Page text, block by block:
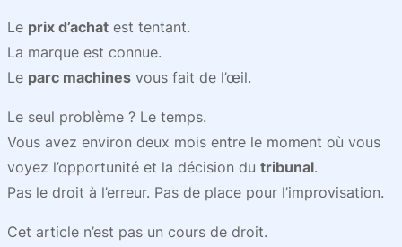
Le prix d’achat est tentant.
La marque est connue.
Le parc machines vous fait de l’œil.
Le seul problème ? Le temps.
Vous avez environ deux mois entre le moment où vous
voyez l’opportunité et la décision du tribunal.
Pas le droit à l’erreur. Pas de place pour l’improvisation.
Cet article n’est pas un cours de droit.